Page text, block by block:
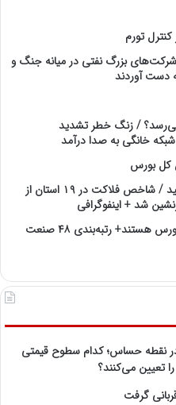
تورم
بزرگ نفتی در میانه جنگ و
می‌رسد؟ / زنگ خطر تشدید
خانگی به صدا درآمد
شاخص فلاکت کشور به ۹۶ درصد رسید / شاخص فلاکت در ۱۹ استان از
کدام صنایع صدرنشین‌ ارزش بازار در بورس هستند+ رتبه‌بندی ۴۸ صنعت
نقطه حساس؛ کدام سطوح قیمتی
گرفت